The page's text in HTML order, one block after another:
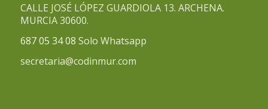
CALLE JOSÉ LÓPEZ GUARDIOLA 13. ARCHENA.
MURCIA 30600.
687 05 34 08 Solo Whatsapp
secretaria@codinmur.com